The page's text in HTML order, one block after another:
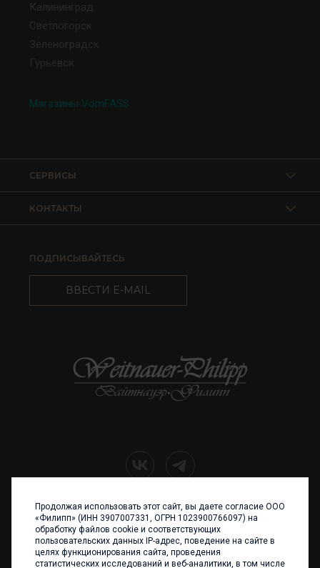
Калининград
Светлогорск
Зеленоградск
Гурьевск
Магазины VomFASS
КОНТАКТЫ
СЕРВИСЫ
ПОДПИСЫВАЙТЕСЬ
ВВЕСТИ E-MAIL
+7 (4012) 960 898
236017 Калининград,
ул. Каштановая аллея, 47
Телефон: +7 4012 960 898,
+7 4012 960 856
Продолжая использовать этот сайт, вы даете согласие ООО
«Филипп» (ИНН 3907007331, ОГРН 1023900766097) на
обработку файлов cookie и соответствующих
пользовательских данных IP-адрес, поведение на сайте в
целях функционирования сайта, проведения
статистических исследований и веб-аналитики, в том числе